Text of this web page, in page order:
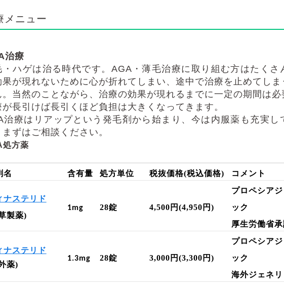
メニュー
治療
・ハゲは治る時代です。 AGA ・薄毛治療に取り組む方はたくさ
果が現れないために心が折れてしまい、途中で治療を止めてしま
。当然のことながら、治療の効果が現れるまでに一定の期間は必
が長引けば長引くほど負担は大きくなってきます。
治療はリアップという発毛剤から始まり、今は内服薬も充実し
まずはご相談ください。
処方薬
名 含有量 処方単位 税抜価格(税込価格) コメント
ナステリド
製薬)
1mg 28錠 4,500 円 (4,950 円 )
プロペシアジ
ック
厚生労働省
ナステリド
薬)
1.3mg 28錠 3,000 円 (3,300 円 )
プロペシアジ
ック
海外ジェネリ